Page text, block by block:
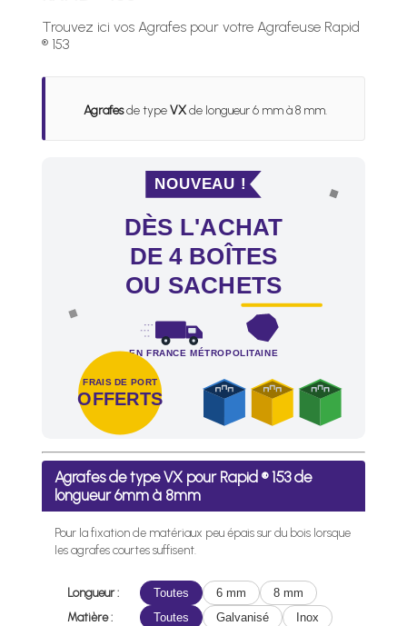
Trouvez ici vos Agrafes pour votre Agrafeuse Rapid
® 153
Agrafesde typeVXde longueur 6 mm à 8 mm.
NOUVEAU !
DÈS L'ACHAT
DE 4 BOÎTES
OU SACHETS
EN FRANCE MÉTROPOLITAINE
FRAIS DE PORT
OFFERTS
Frais de port offerts en France métropolitaine dès l'achat
Agrafes de type VX pour Rapid ® 153 de
longueur 6mm à 8mm
Pour la fixation de matériaux peu épais sur du bois lorsque
les agrafes courtes suffisent.
Longueur : Toutes 6 mm
8 mm
Matière :
Toutes Galvanisé Inox